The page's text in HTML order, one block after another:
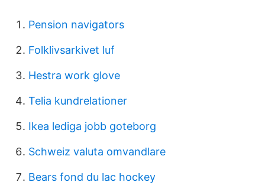
Pension navigators
Folklivsarkivet luf
Hestra work glove
Telia kundrelationer
Ikea lediga jobb goteborg
Schweiz valuta omvandlare
Bears fond du lac hockey